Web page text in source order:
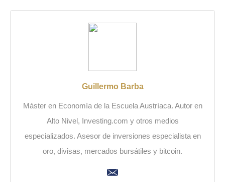
Guillermo Barba
Máster en Economía de la Escuela Austríaca. Autor en
Alto Nivel, Investing.com y otros medios
especializados. Asesor de inversiones especialista en
oro, divisas, mercados bursátiles y bitcoin.